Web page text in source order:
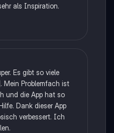
als Inspiration.
Es gibt so viele
Mein Problemfach ist
und die App hat so
Dank dieser App
verbessert. Ich